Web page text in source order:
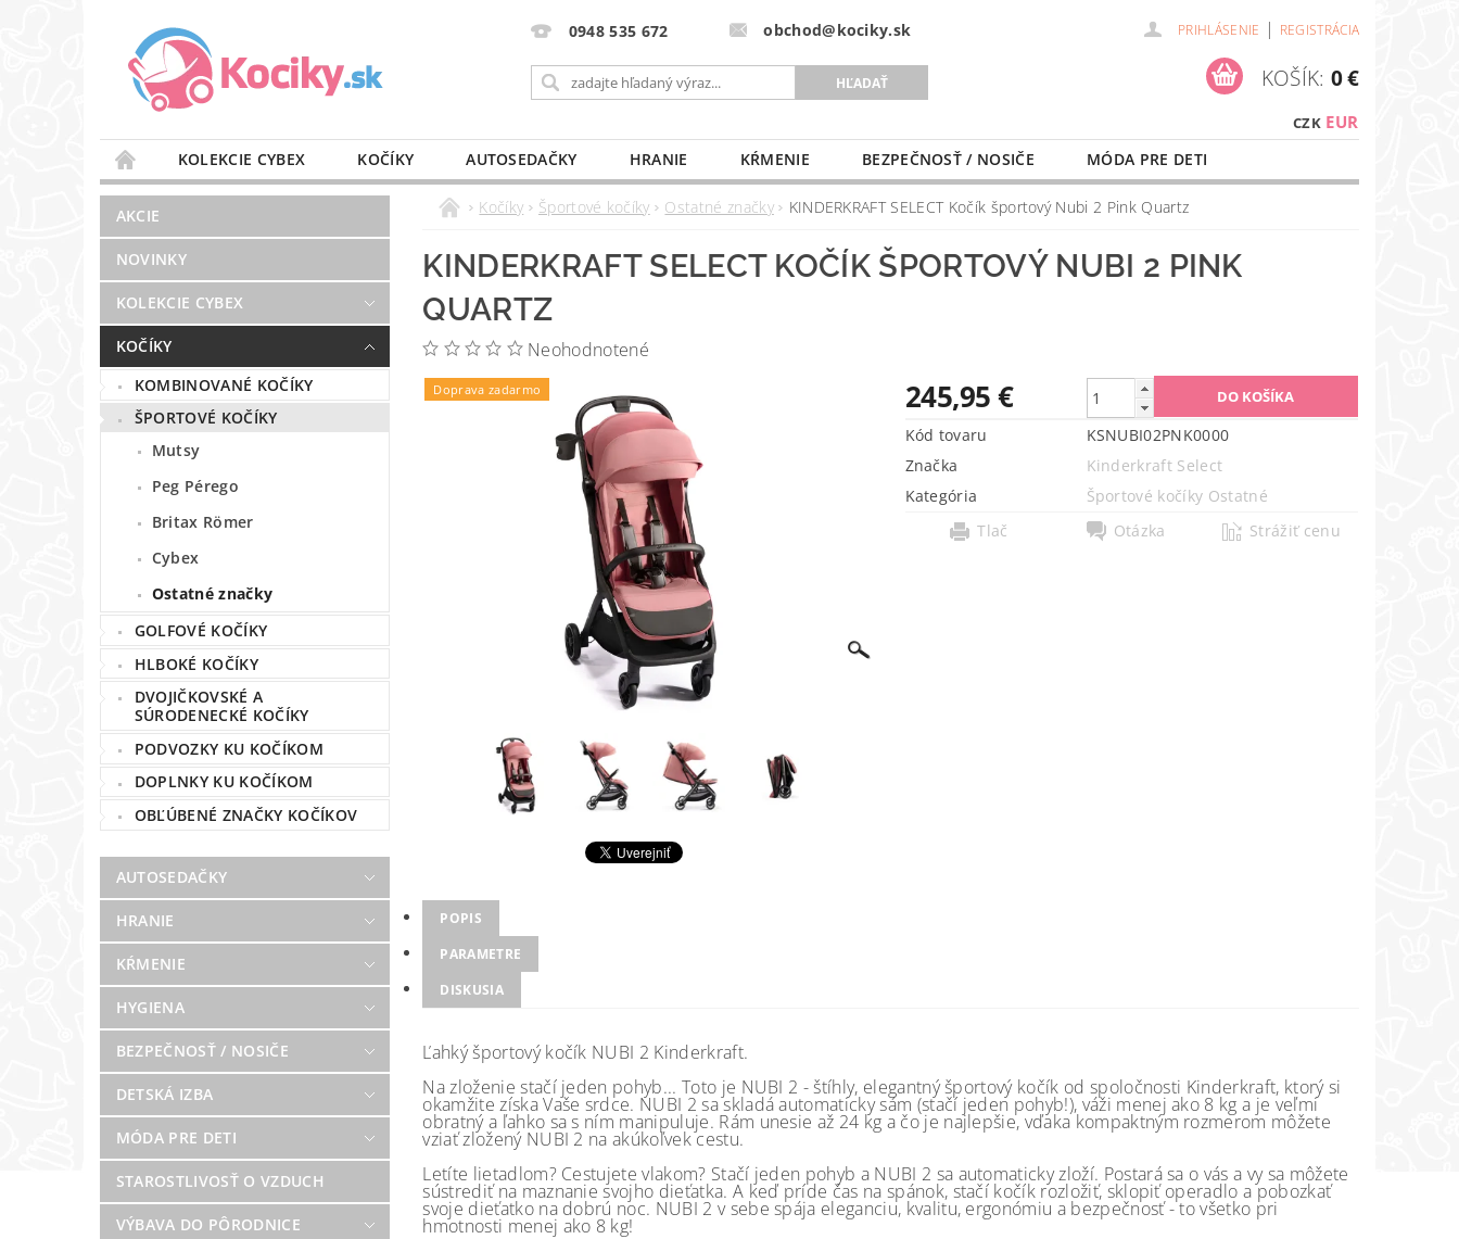
0948 535 672 obchod@kociky.sk PRIHLÁSENIE | REGISTRÁCIA
CZK EUR
KOŠÍK: 0 €
KOLEKCIE CYBEX KOČÍKY AUTOSEDAČKY HRANIE KŔMENIE BEZPEČNOSŤ / NOSIČE
MÓDA PRE DETI
STAROSTLIVOSŤ O VZDUCH
VÝBAVA DO PÔRODNICE MLIEKO A VÝŽIVA PRE MAMIČKU NAŠE SLUŽBY
O NÁKUPE
BLOG
PREDAJŇA KONTAKT
AKCIE
NOVINKY
KOLEKCIE CYBEX
KOČÍKY
KOMBINOVANÉ KOČÍKY
ŠPORTOVÉ KOČÍKY
Mutsy
Peg Pérego
Britax Römer
Cybex
Ostatné značky
GOLFOVÉ KOČÍKY
HLBOKÉ KOČÍKY
DVOJIČKOVSKÉ A
SÚRODENECKÉ KOČÍKY
PODVOZKY KU KOČÍKOM
DOPLNKY KU KOČÍKOM
OBĽÚBENÉ ZNAČKY KOČÍKOV
AUTOSEDAČKY
HRANIE
KŔMENIE
HYGIENA
BEZPEČNOSŤ / NOSIČE
DETSKÁ IZBA
MÓDA PRE DETI
STAROSTLIVOSŤ O VZDUCH
VÝBAVA DO PÔRODNICE
Kočíky Športové kočíky Ostatné značky KINDERKRAFT SELECT Kočík športový Nubi 2 Pink Quartz
KINDERKRAFT SELECT KOČÍK ŠPORTOVÝ NUBI 2 PINK
QUARTZ
Neohodnotené
Doprava zadarmo 245,95 €
Kód tovaru
KSNUBI02PNK0000
Značka
Kinderkraft Select
Kategória
Športové kočíky Ostatné
Tlač
Otázka Strážiť cenu
POPIS
PARAMETRE
DISKUSIA
Ľahký športový kočík NUBI 2 Kinderkraft.
Na zloženie stačí jeden pohyb... Toto je NUBI 2 - štíhly, elegantný športový kočík od spoločnosti Kinderkraft, ktorý si
okamžite získa Vaše srdce. NUBI 2 sa skladá automaticky sám (stačí jeden pohyb!), váži menej ako 8 kg a je veľmi
obratný a ľahko sa s ním manipuluje. Rám unesie až 24 kg a čo je najlepšie, vďaka kompaktným rozmerom môžete
vziať zložený NUBI 2 na akúkoľvek cestu.
Letíte lietadlom? Cestujete vlakom? Stačí jeden pohyb a NUBI 2 sa automaticky zloží. Postará sa o vás a vy sa môžete
sústrediť na maznanie svojho dieťatka. A keď príde čas na spánok, stačí kočík rozložiť, sklopiť operadlo a pobozkať
svoje dieťatko na dobrú noc. NUBI 2 v sebe spája eleganciu, kvalitu, ergonómiu a bezpečnosť - to všetko pri
hmotnosti menej ako 8 kg!